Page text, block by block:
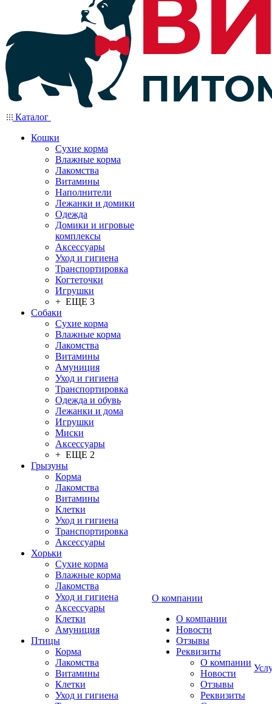
Каталог
Кошки
Сухие корма
Влажные корма
Лакомства
Витамины
Наполнители
Лежанки и домики
Одежда
Домики и игровые
комплексы
Аксессуары
Уход и гигиена
Транспортировка
Когтеточки
Игрушки
+ ЕЩЕ 3
Собаки
Сухие корма
Влажные корма
Лакомства
Витамины
Амуниция
Уход и гигиена
Транспортировка
Одежда и обувь
Лежанки и дома
Игрушки
Миски
Аксессуары
+ ЕЩЕ 2
Грызуны
Корма
Лакомства
Витамины
Клетки
Уход и гигиена
Транспортировка
Аксессуары
Хорьки
Сухие корма
Влажные корма
Лакомства
Уход и гигиена
Аксессуары
Клетки
Амуниция
Птицы
Корма
Лакомства
Витамины
Клетки
Уход и гигиена
О компании
О компании
Новости
Отзывы
Реквизиты
О компании
Новости
Отзывы
Реквизиты